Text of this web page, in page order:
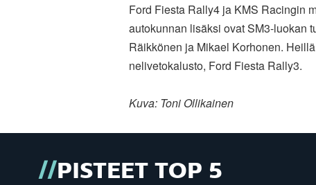
Ford Fiesta Rally4 ja KMS Racingin
autokunnan lisäksi ovat SM3-luokan
Räikkönen ja Mikael Korhonen.
nelivetokalusto, Ford Fiesta Rally3.
Kuva: Toni Ollikainen
PISTEET TOP 5